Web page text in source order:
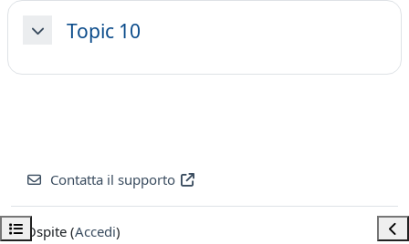
Apri indice del corso
MinimizzaTopic 10
Contatta il supporto
Ospite (Accedi)